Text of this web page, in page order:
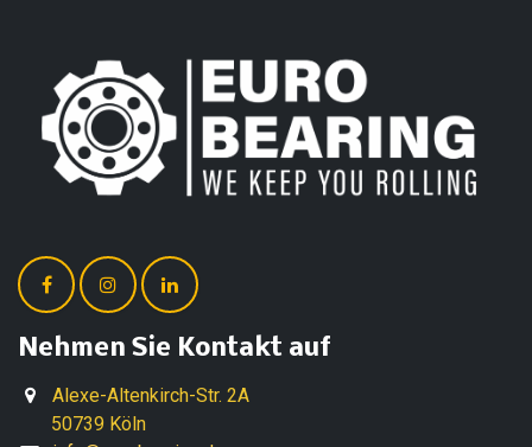
Nehmen Sie Kontakt auf
Alexe-Altenkirch-Str. 2A
50739 Köln